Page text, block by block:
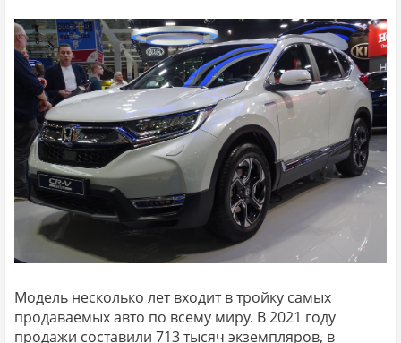
Модель несколько лет входит в тройку самых
продаваемых авто по всему миру. В 2021 году
продажи составили 713 тысяч экземпляров, в